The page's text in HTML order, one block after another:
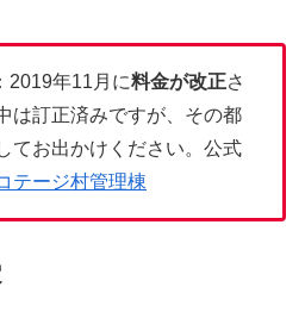
2019年11月に料金が改正さ
は訂正済みですが、その都
てお出かけください。公式
テージ村管理棟